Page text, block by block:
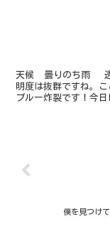
天候 曇りのち雨 透
明度は抜群ですね。
ブルー炸裂です！今
僕を見つけ